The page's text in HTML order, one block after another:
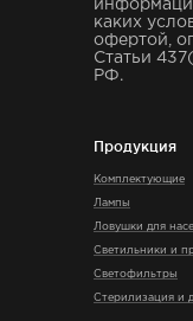
каких
офертой,
Статьи
РФ.
Продукция
Комплектующие
Лампы
Ловушки для
Светильники и
Светофильтры
Стерилизация и